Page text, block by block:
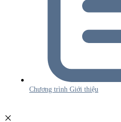
Chương trình Giới thiệu